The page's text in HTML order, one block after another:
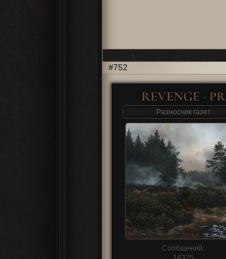
752
REVENGE - PR
Разносчик газет
Сообщений: